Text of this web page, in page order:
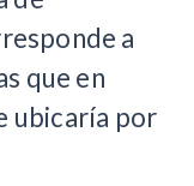
a
que en
ubicaría por